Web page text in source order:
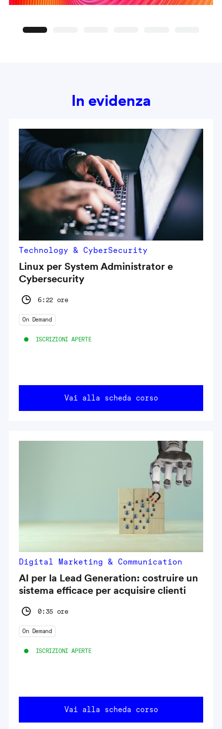
In evidenza
Technology & CyberSecurity
Linux per System Administrator e
Cybersecurity
6:22 ore
On Demand
ISCRIZIONI APERTE
Vai alla scheda corso
Digital Marketing & Communication
AI per la Lead Generation: costruire un
sistema efficace per acquisire clienti
0:35 ore
On Demand
ISCRIZIONI APERTE
Vai alla scheda corso